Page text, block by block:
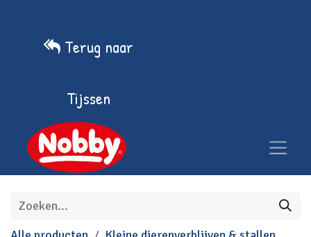
Terug naar
Tijssen